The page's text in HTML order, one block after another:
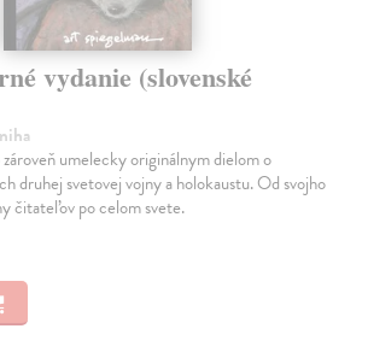
vydanie (slovenské
umelecky originálnym dielom o
druhej svetovej vojny a holokaustu. Od svojho
čitateľov po celom svete.